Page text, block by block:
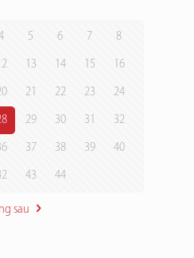
5 6 7 8
13 14 15 16
21 22 23 24
29 30 31 32
37 38 39 40
43 44
sau